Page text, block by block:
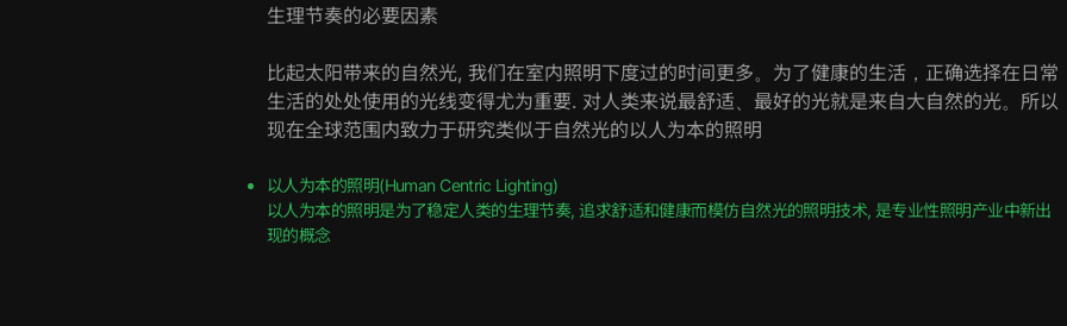
生理节奏的必要因素
比起太阳带来的自然光, 我们在室内照明下度过的时间更多。为了健康的生活，正确选择在日常
生活的处处使用的光线变得尤为重要. ​对人类来说最舒适、最好的光就是来自大自然的光。所以
现在全球范围内致力于研究类似于自然光的以人为本的照明
以人为本的照明(Human Centric Lighting)​
以人为本的照明是为了稳定人类的生理节奏, 追求舒适和健康而模仿自然光的照明技术, 是专业性照明产业中新出
现的概念